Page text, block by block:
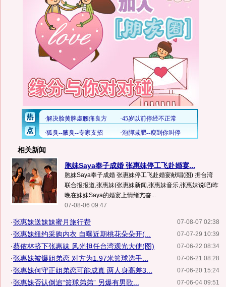
相关新闻
胞妹Saya奉子成婚 张惠妹停工飞赴婚宴...
胞妹Saya奉子成婚 张惠妹停工飞赴婚宴献唱(图) 据台湾
联合报报道,张惠妹(张惠妹新闻,张惠妹音乐,张惠妹说吧)昨
晚在妹妹Saya的婚宴上情绪亢奋...
07-08-06 09:47
07-08-07 02:38
·张惠妹送妹妹蜜月旅行费
07-07-29 10:39
·张惠妹纽约采购内衣 自曝近期桃花朵朵开(...
07-06-22 08:34
·蔡依林挤下张惠妹 风光担任台湾观光大使(图)
07-06-21 08:28
·张惠妹被爆姐弟恋 对方为1.97米篮球选手...
07-06-20 15:24
·张惠妹何守正姐弟恋可能成真 两人身高差3...
07-06-04 09:51
·张惠妹否认倒追“篮球弟弟” 另爆有男歌...